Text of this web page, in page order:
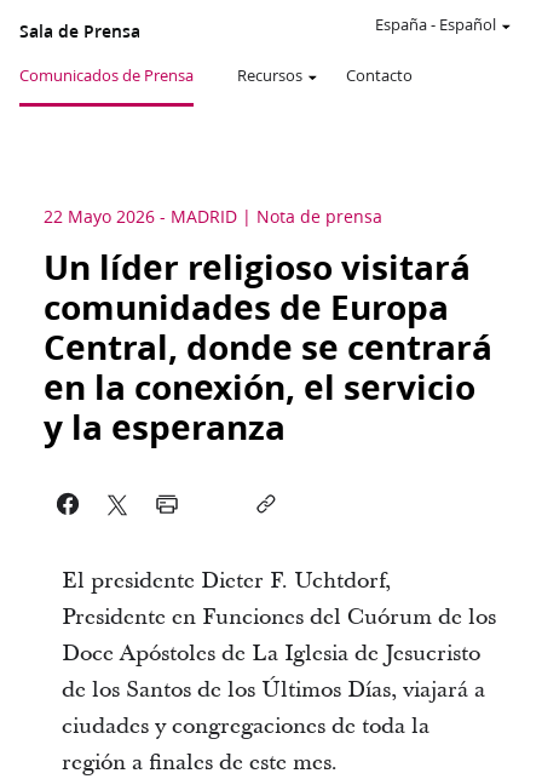
Sala de Prensa
Comunicados de Prensa Recursos Contacto
España- Español
22 Mayo 2026 - MADRID Nota de prensa
Un líder religioso visitará
comunidades de Europa
Central, donde se centrará
en la conexión, el servicio
y la esperanza
El presidente Dieter F. Uchtdorf,
Presidente en Funciones del Cuórum de los
Doce Apóstoles de La Iglesia de Jesucristo
de los Santos de los Últimos Días, viajará a
ciudades y congregaciones de toda la
región a finales de este mes.